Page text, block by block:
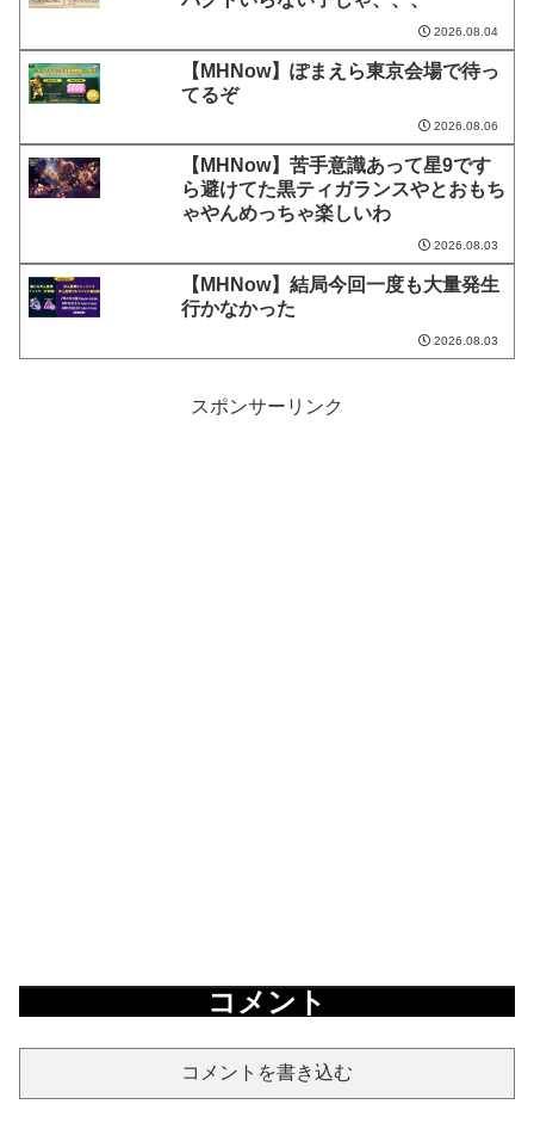
2026.08.04
【MHNow】ぽまえら東京会場で待っ
てるぞ
2026.08.06
【MHNow】苦手意識あって星9です
ら避けてた黒ティガランスやとおもち
ゃやんめっちゃ楽しいわ
2026.08.03
【MHNow】結局今回一度も大量発生
行かなかった
2026.08.03
スポンサーリンク
コメント
コメントを書き込む